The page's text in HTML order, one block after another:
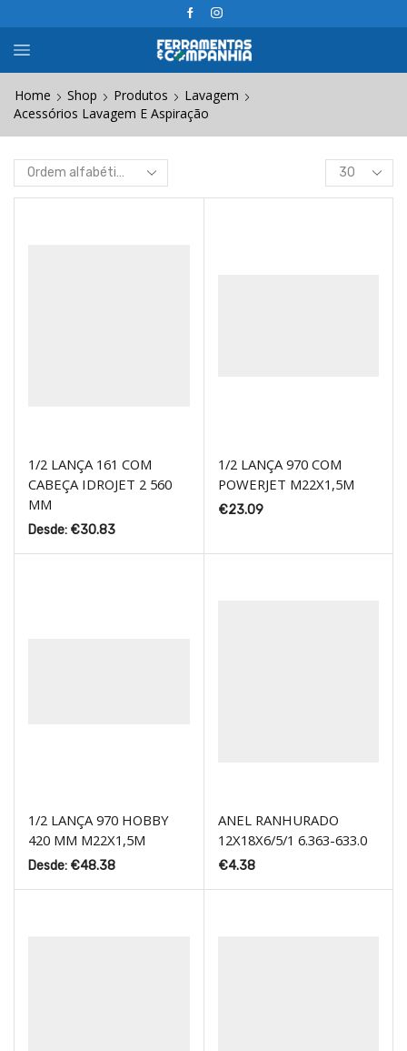
Home Shop Produtos
Lavagem
Acessórios Lavagem E Aspiração
Products
per
1/2 LANÇA 161 COM
CABEÇA IDROJET 2 560
MM
Desde: €30.83
1/2 LANÇA 970 COM
POWERJET M22X1,5M
€23.09
1/2 LANÇA 970 HOBBY
420 MM M22X1,5M
Desde: €48.38
ANEL RANHURADO
12X18X6/5/1 6.363-633.0
€4.38